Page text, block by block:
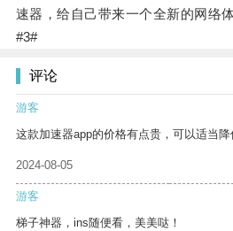
速器，给自己带来一个全新的网络体
#3#
评论
游客
这款加速器app的价格有点贵，可以适当降
2024-08-05
游客
梯子神器，ins随便看，美美哒！